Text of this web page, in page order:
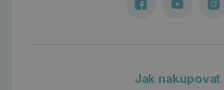
Jak nakupovat